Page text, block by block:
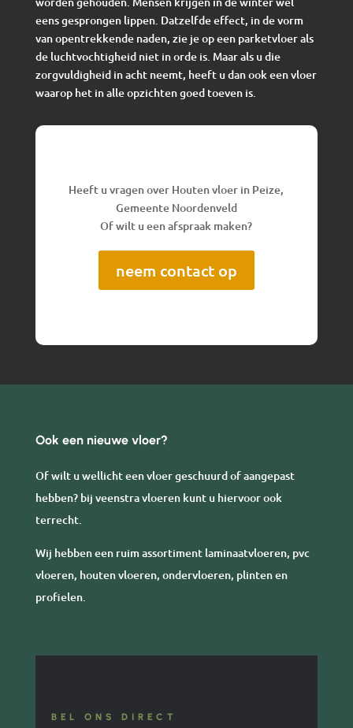
eens gesprongen lippen. Datzelfde effect, in de vorm
van opentrekkende naden, zie je op een parketvloer als
de luchtvochtigheid niet in orde is. Maar als u die
zorgvuldigheid in acht neemt, heeft u dan ook een vloer
waarop het in alle opzichten goed toeven is.
Heeft u vragen over Houten vloer in Peize,
Gemeente Noordenveld
Of wilt u een afspraak maken?
neem contact op
Ook een nieuwe vloer?
Of wilt u wellicht een vloer geschuurd of aangepast
hebben? bij veenstra vloeren kunt u hiervoor ook
terrecht.
Wij hebben een ruim assortiment laminaatvloeren, pvc
vloeren, houten vloeren, ondervloeren, plinten en
profielen.
BEL ONS DIRECT